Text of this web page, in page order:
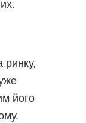
ринку,
його